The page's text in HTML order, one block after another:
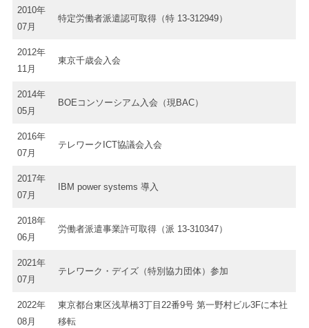
2010年
07月
特定労働者派遣認可取得（特 13-312949）
2012年
11月
東京千歳会入会
2014年
05月
BOEコンソーシアム入会（現BAC）
2016年
07月
テレワークICT協議会入会
2017年
07月
IBM power systems 導入
2018年
06月
労働者派遣事業許可取得（派 13-310347）
2021年
07月
テレワーク・デイズ（特別協力団体）参加
2022年
08月
東京都台東区浅草橋3丁目22番9号 第一野村ビル3Fに本社
移転